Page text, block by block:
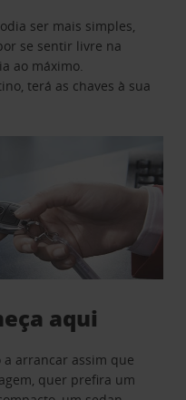
ser mais simples,
se sentir livre na
ao máximo.
terá as chaves à sua
aqui
arrancar assim que
quer prefira um